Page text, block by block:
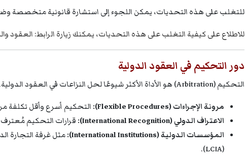
للتغلب على هذه التحديات، يمكن اللجوء إلى استشارة قانونية متخصصة
للاطلاع على كيفية التغلب على هذه التحديات، يمكنك زيارة الرابط: العقود
دور التحكيم في العقود الدولية
التحكيم (Arbitration) هو الأداة الأكثر شيوعًا لحل النزاعات في العقود الدولية، لما يتميز به من:
مرونة الإجراءات (Flexible Procedures):
التحكيم أسرع وأقل تكلفة
الاعتراف الدولي (International Recognition):
قرارات التحكيم مُعترف
المؤسسات الدولية (International Institutions):
(LCIA).